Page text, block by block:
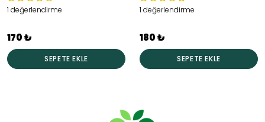
1 değerlendirme
170 ₺
SEPETE EKLE
1 değerlendirme
180 ₺
SEPETE EKLE